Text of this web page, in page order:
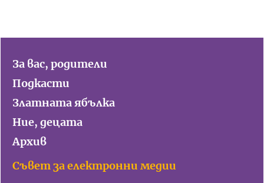
За вас, родители
Подкасти
Златната ябълка
Ние, децата
Архив
Съвет за електронни медии